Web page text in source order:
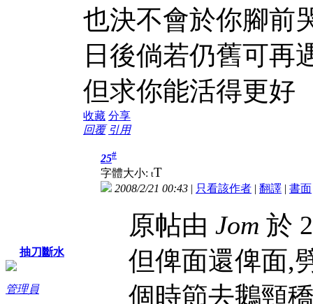
也決不會於你腳前
日後倘若仍舊可再
但求你能活得更好
收藏 分享
回覆 引用
抽刀斷水
管理員
25#
字體大小: tT
2008/2/21 00:43 | 只看該作者 | 翻譯 | 書面
原帖由 Jom 於
但俾面還俾面,
個時節去鵝頸